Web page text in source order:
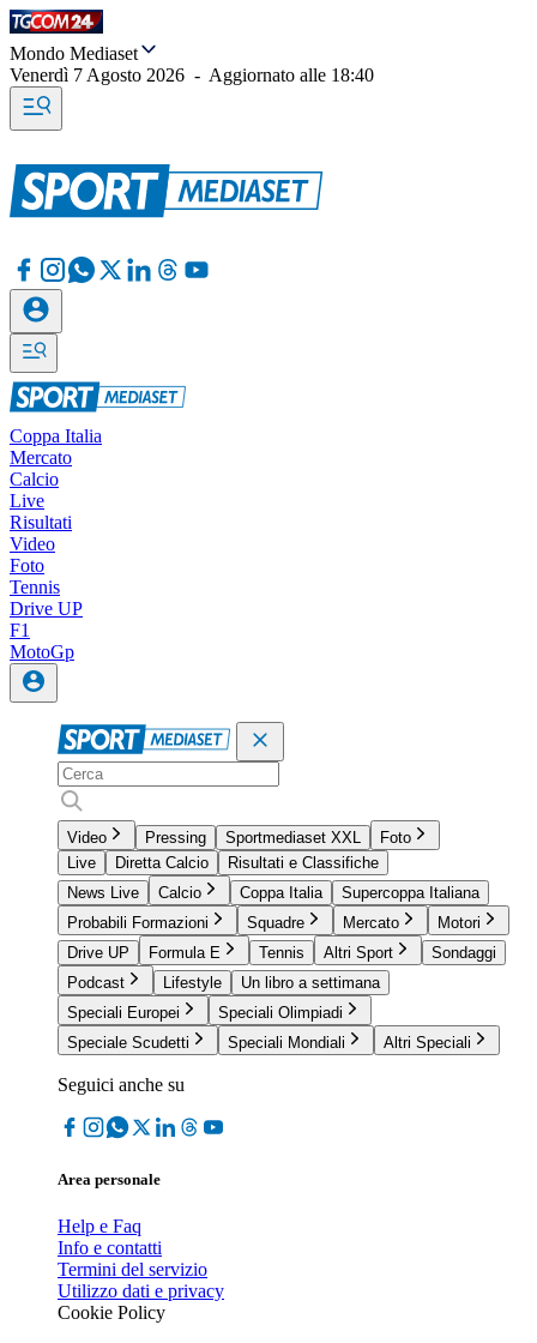
Mondo Mediaset
Venerdì 7 Agosto 2026 - Aggiornato alle 18:40
Coppa Italia
Mercato
Calcio
Live
Risultati
Video
Foto
Tennis
Drive UP
F1
MotoGp
Video Pressing Sportmediaset XXL
Foto
Live
Diretta Calcio
Risultati e Classifiche
News Live
Calcio Coppa Italia
Supercoppa Italiana
Probabili Formazioni
Squadre Mercato
Motori
Drive UP
Formula E Tennis Altri Sport
Sondaggi
Podcast
Lifestyle
Un libro a settimana
Speciali Europei
Speciali Olimpiadi
Speciale Scudetti
Speciali Mondiali Altri Speciali
Seguici anche su
Area personale
Help e Faq
Info e contatti
Termini del servizio
Utilizzo dati e privacy
Cookie Policy